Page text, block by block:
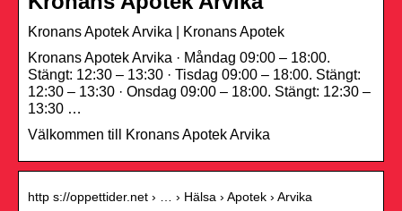
Kronans Apotek Arvika | Kronans Apotek
Kronans Apotek Arvika · Måndag 09:00 – 18:00.
Stängt: 12:30 – 13:30 · Tisdag 09:00 – 18:00. Stängt:
12:30 – 13:30 · Onsdag 09:00 – 18:00. Stängt: 12:30 –
13:30 …
Välkommen till Kronans Apotek Arvika
http s://oppettider.net › … › Hälsa › Apotek › Arvika